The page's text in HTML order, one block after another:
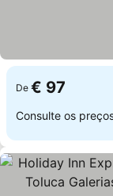
De € 97
Consulte os